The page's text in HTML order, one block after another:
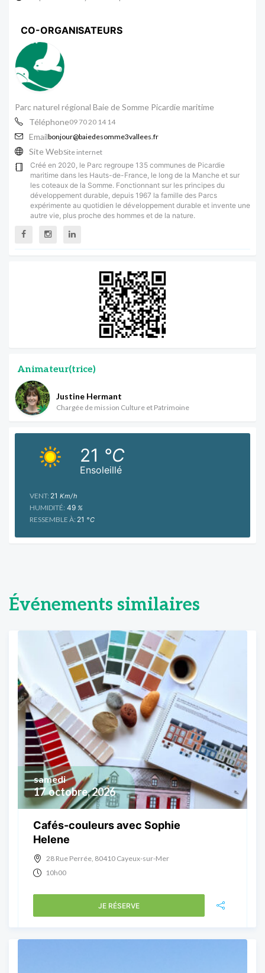
CO-ORGANISATEURS
Parc naturel régional Baie de Somme Picardie maritime
Téléphone09 70 20 14 14
Emailbonjour@baiedesomme3vallees.fr
Site WebSite internet
Créé en 2020, le Parc regroupe 135 communes de Picardie
maritime dans les Hauts-de-France, le long de la Manche et sur
les coteaux de la Somme. Fonctionnant sur les principes du
développement durable, depuis 1967 la famille des Parcs
expérimente au quotidien le développement durable et invente une
autre vie, plus proche des hommes et de la nature.
Animateur(trice)
Justine Hermant
Chargée de mission Culture et Patrimoine
Ensoleillé
21 °C
VENT: 21 Km/h
HUMIDITÉ: 49 %
RESSEMBLE À: 21 °C
Événements similaires
17 octobre, 2026
samedi
Cafés-couleurs avec Sophie
Helene
28 Rue Perrée, 80410 Cayeux-sur-Mer
10h00
JE RÉSERVE